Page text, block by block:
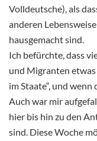
Volldeutsche), als
anderen
hausgemacht sind.
Ich befürchte, dass
und Migranten etwas
im Staate“, und
Auch war mir
hier bis hin zu den
sind. Diese Woche